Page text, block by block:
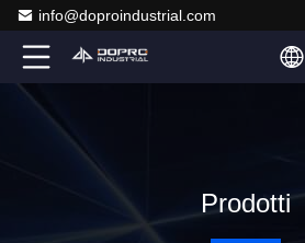
info@doproindustrial.com
Prodotti